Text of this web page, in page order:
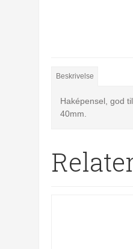
Beskrivelse
Haképensel, god
40mm.